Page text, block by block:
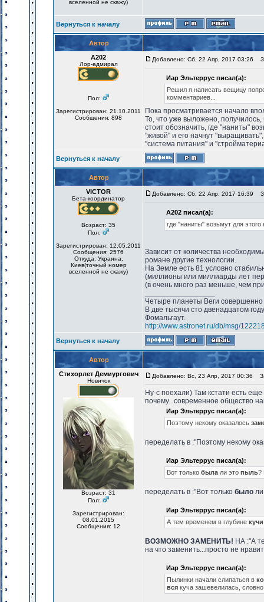
вселенной не скажу)
Вернуться к началу
Автор
А202
Лор-адмирал
Пол:
Зарегистрирован: 21.10.2011
Сообщения: 898
Добавлено: Сб, 22 Апр, 2017 03:26
Иар Эльтеррус писал(а):
Решил я написать вещицу
комментариев...
Пока просматривается начало
То, что уже выложено,
стоит обозначить, где "наниты"
"живой" и его начнут
"система питания" и
Вернуться к началу
Автор
VICTOR
Бета-координатор
Возраст: 35
Пол:
Зарегистрирован: 12.05.2011
Сообщения: 2576
Откуда: Украина,
Киев(точный номер
вселенной не скажу)
Добавлено: Сб, 22 Апр, 2017 16:39
А202 писал(а):
где "наниты" возьмут для
Зависит от количества
романе другие технологии.
На Земле есть 81 условно
(миллионы или миллиарды лет
(в очень много раз меньше, чем
Четыре планеты Веги
В две тысячи сто двенадцатом
Фомальгаут.
http://www.astronet.ru/db/msg/
Вернуться к началу
Автор
Стихорлет Демиургович
Новичок
Возраст: 31
Пол:
Зарегистрирован:
08.01.2015
Сообщения: 12
Добавлено: Вс, 23 Апр, 2017 00:36
Ну-с поехали) Там кстати есть
почему...современное общество
Иар Эльтеррус писал(а):
Поэтому некому оказалось
переделать в :"Поэтому некому
Иар Эльтеррус писал(а):
Вот только была ли это пыль?
переделать в :"Вот только было
Иар Эльтеррус писал(а):
А тем временем в глубине кучи
ВОЗМОЖНО ЗАМЕНИТЬ! НА :"А
на что заменить...просто не
Иар Эльтеррус писал(а):
Пылинки начали слипаться в
вся куча зашевелилась,